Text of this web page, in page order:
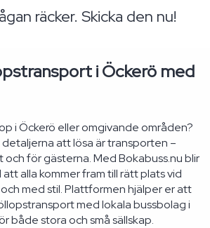
räcker. Skicka den nu!
i Öckerö med
i Öckerö eller omgivande områden?
att lösa är transporten –
för gästerna. Med Bokabuss.nu blir
alla kommer fram till rätt plats vid
med stil. Plattformen hjälper er att
med lokala bussbolag i
både stora och små sällskap.